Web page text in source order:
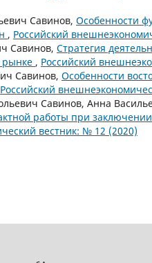
Савинов, Особенности
, Российский
Савинов, Стратегия
, Российский
Савинов, Особенности
Российский
Савинов, Анна
работы при
вестник: № 12 (2020)